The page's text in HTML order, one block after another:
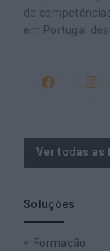
de
em Portugal
Ver todas as
Soluções
Formação